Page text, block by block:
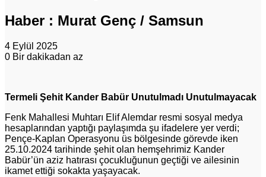
Haber : Murat Genç / Samsun
4 Eylül 2025
0 Bir dakikadan az
Termeli Şehit Kander Babür Unutulmadı Unutulmayacak
Fenk Mahallesi Muhtarı Elif Alemdar resmi sosyal medya
hesaplarından yaptığı paylaşımda şu ifadelere yer verdi;
Pençe-Kaplan Operasyonu üs bölgesinde görevde iken
25.10.2024 tarihinde şehit olan hemşehrimiz Kander
Babür’ün aziz hatırası çocukluğunun geçtiği ve ailesinin
ikamet ettiği sokakta yaşayacak.